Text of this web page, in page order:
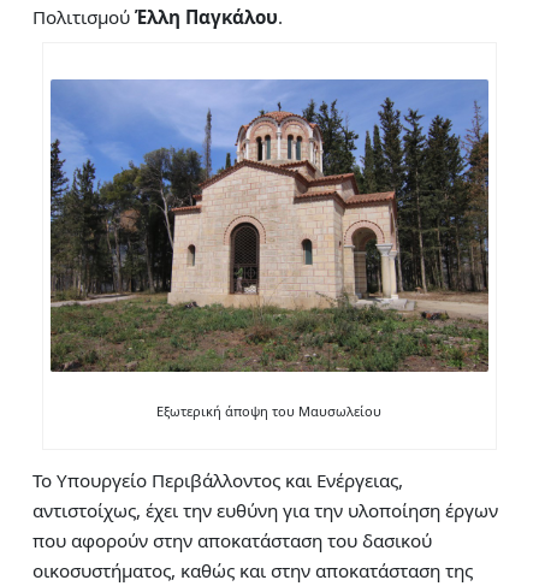
ΠολιτισμούΈλλη Παγκάλου.
Εξωτερική άποψη του Μαυσωλείου
Το Υπουργείο Περιβάλλοντος και Ενέργειας,
αντιστοίχως, έχει την ευθύνη για την υλοποίηση έργων
που αφορούν στην αποκατάσταση του δασικού
οικοσυστήματος, καθώς και στην αποκατάσταση της